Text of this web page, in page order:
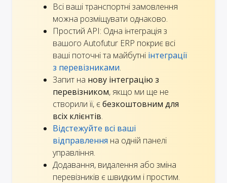
Всі ваші транспортні замовлення
можна розміщувати однаково.
Простий API: Одна інтеграція з
вашого Autofutur ERP покриє всі
ваші поточні та майбутні інтеграції
з перевізниками.
Запит на нову інтеграцію з
перевізником, якщо ми ще не
створили її, єбезкоштовним для
всіх клієнтів.
Відстежуйте всі ваші
відправлення на одній панелі
управління.
Додавання, видалення або зміна
перевізників є швидким і простим.